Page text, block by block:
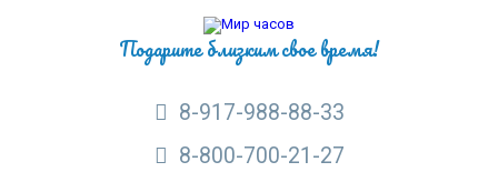
Подарите близким свое время!
8-917-988-88-33
8-800-700-21-27